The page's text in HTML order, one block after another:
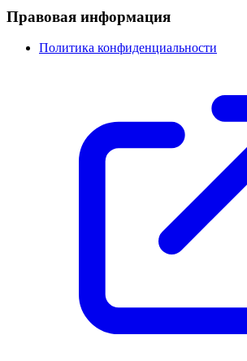
Правовая информация
Политика конфиденциальности